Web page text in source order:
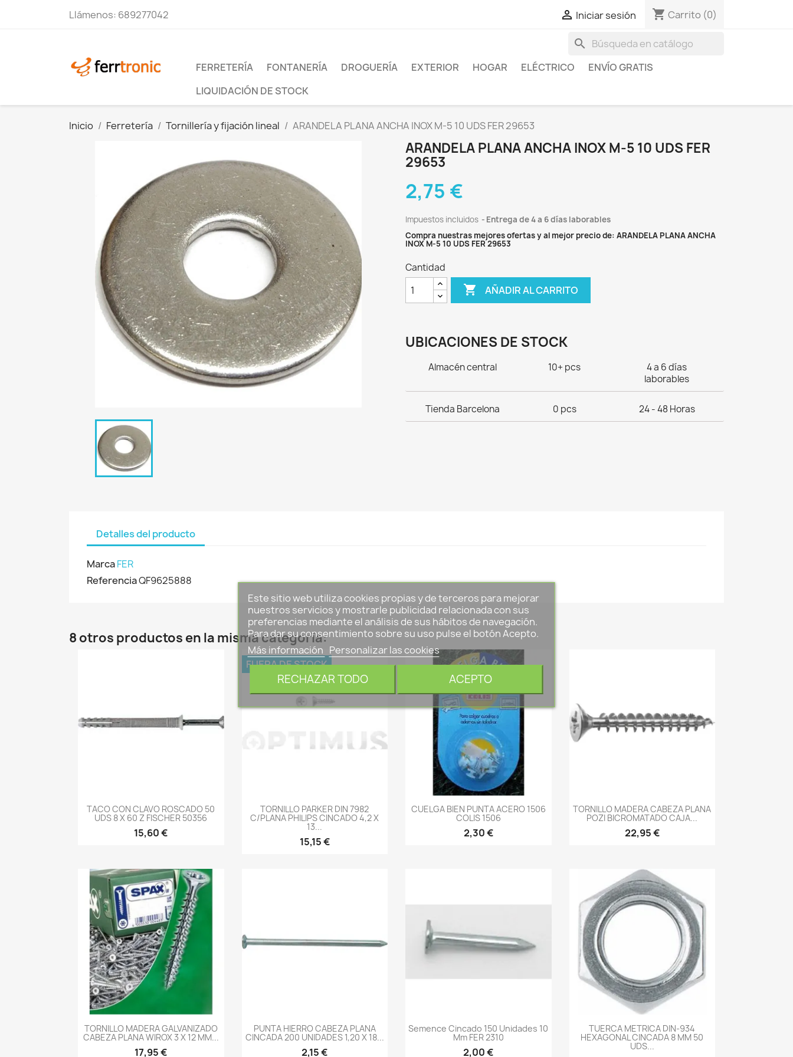
Llámenos: 689277042  Iniciar sesión shopping_cart Carrito (0)
search
FERRETERÍA FONTANERÍA DROGUERÍA EXTERIOR HOGAR ELÉCTRICO
ENVÍO GRATIS
LIQUIDACIÓN DE STOCK
Inicio Ferretería Tornillería y fijación lineal ARANDELA PLANA ANCHA INOX M-5 10 UDS FER 29653
ARANDELA PLANA ANCHA INOX M-5 10 UDS FER
29653
2,75 €
Impuestos incluidos
Entrega de 4 a 6 días laborables
Compra nuestras mejores ofertas y al mejor precio de: ARANDELA PLANA ANCHA
INOX M-5 10 UDS FER 29653
Cantidad
 AÑADIR AL CARRITO
UBICACIONES DE STOCK
Almacén central 10+ pcs
4 a 6 días
laborables
Tienda Barcelona 0 pcs 24 - 48 Horas
Detalles del producto
MarcaFER
ReferenciaQF9625888
8 otros productos en la misma categoría:
-->
TACO CON CLAVO ROSCADO 50
UDS 8 X 60 Z FISCHER 50356
15,60 €
-->
TORNILLO PARKER DIN 7982
C/PLANA PHILIPS CINCADO 4,2 X
13...
15,15 €
FUERA DE STOCK
-->
CUELGA BIEN PUNTA ACERO 1506
COLIS 1506
2,30 €
-->
TORNILLO MADERA CABEZA PLANA
POZI BICROMATADO CAJA...
22,95 €
-->
TORNILLO MADERA GALVANIZADO
CABEZA PLANA WIROX 3 X 12 MM...
17,95 €
-->
PUNTA HIERRO CABEZA PLANA
CINCADA 200 UNIDADES 1,20 X 18...
2,15 €
-->
Semence Cincado 150 Unidades 10
Mm FER 2310
2,00 €
-->
TUERCA METRICA DIN-934
HEXAGONAL CINCADA 8 MM 50
UDS...
Este sitio web utiliza cookies propias y de terceros para mejorar
nuestros servicios y mostrarle publicidad relacionada con sus
preferencias mediante el análisis de sus hábitos de navegación.
Para dar su consentimiento sobre su uso pulse el botón Acepto.
Más información Personalizar las cookies
RECHAZAR TODO ACEPTO